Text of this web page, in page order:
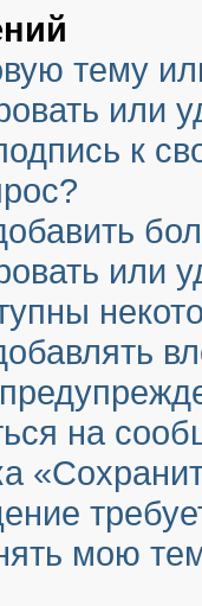
тему
или
к
или
на
мою